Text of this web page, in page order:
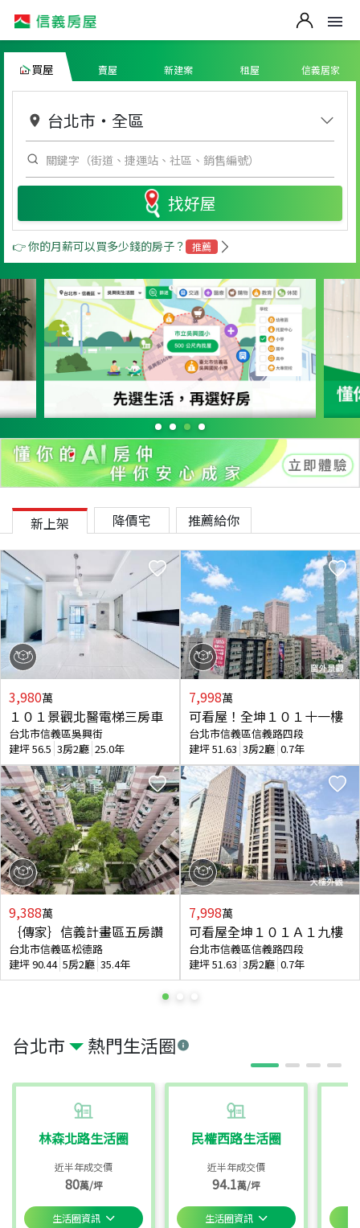
買屋 賣屋 新建案 租屋 信義居家
台北市 ・ 全區
找好屋
👉 你的月薪可以買多少錢的房子？ 推薦
台北市 熱門生活圈
林森北路生活圈
近半年成交價
80萬/坪
生活圈資訊
民權西路生活圈
近半年成交價
94.1萬/坪
生活圈資訊
新上架 降價宅 推薦給你
3,980萬
１０１景觀北醫電梯三房車
台北市信義區吳興街
建坪56.5 3房2廳 25.0年
9,388萬
｛傳家｝信義計畫區五房讚
台北市信義區松德路
建坪90.44 5房2廳 35.4年
7,998萬
可看屋！全坤１０１十一樓
台北市信義區信義路四段
建坪51.63 3房2廳 0.7年
7,998萬
可看屋全坤１０１Ａ１九樓
台北市信義區信義路四段
建坪51.63 3房2廳 0.7年